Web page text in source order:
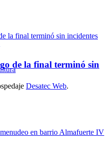
de la final terminó sin
Desatec Web.